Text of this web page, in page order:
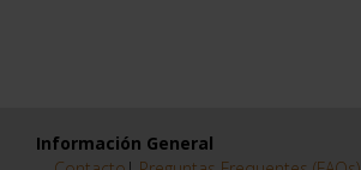
Información General